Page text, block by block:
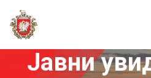
Јавни